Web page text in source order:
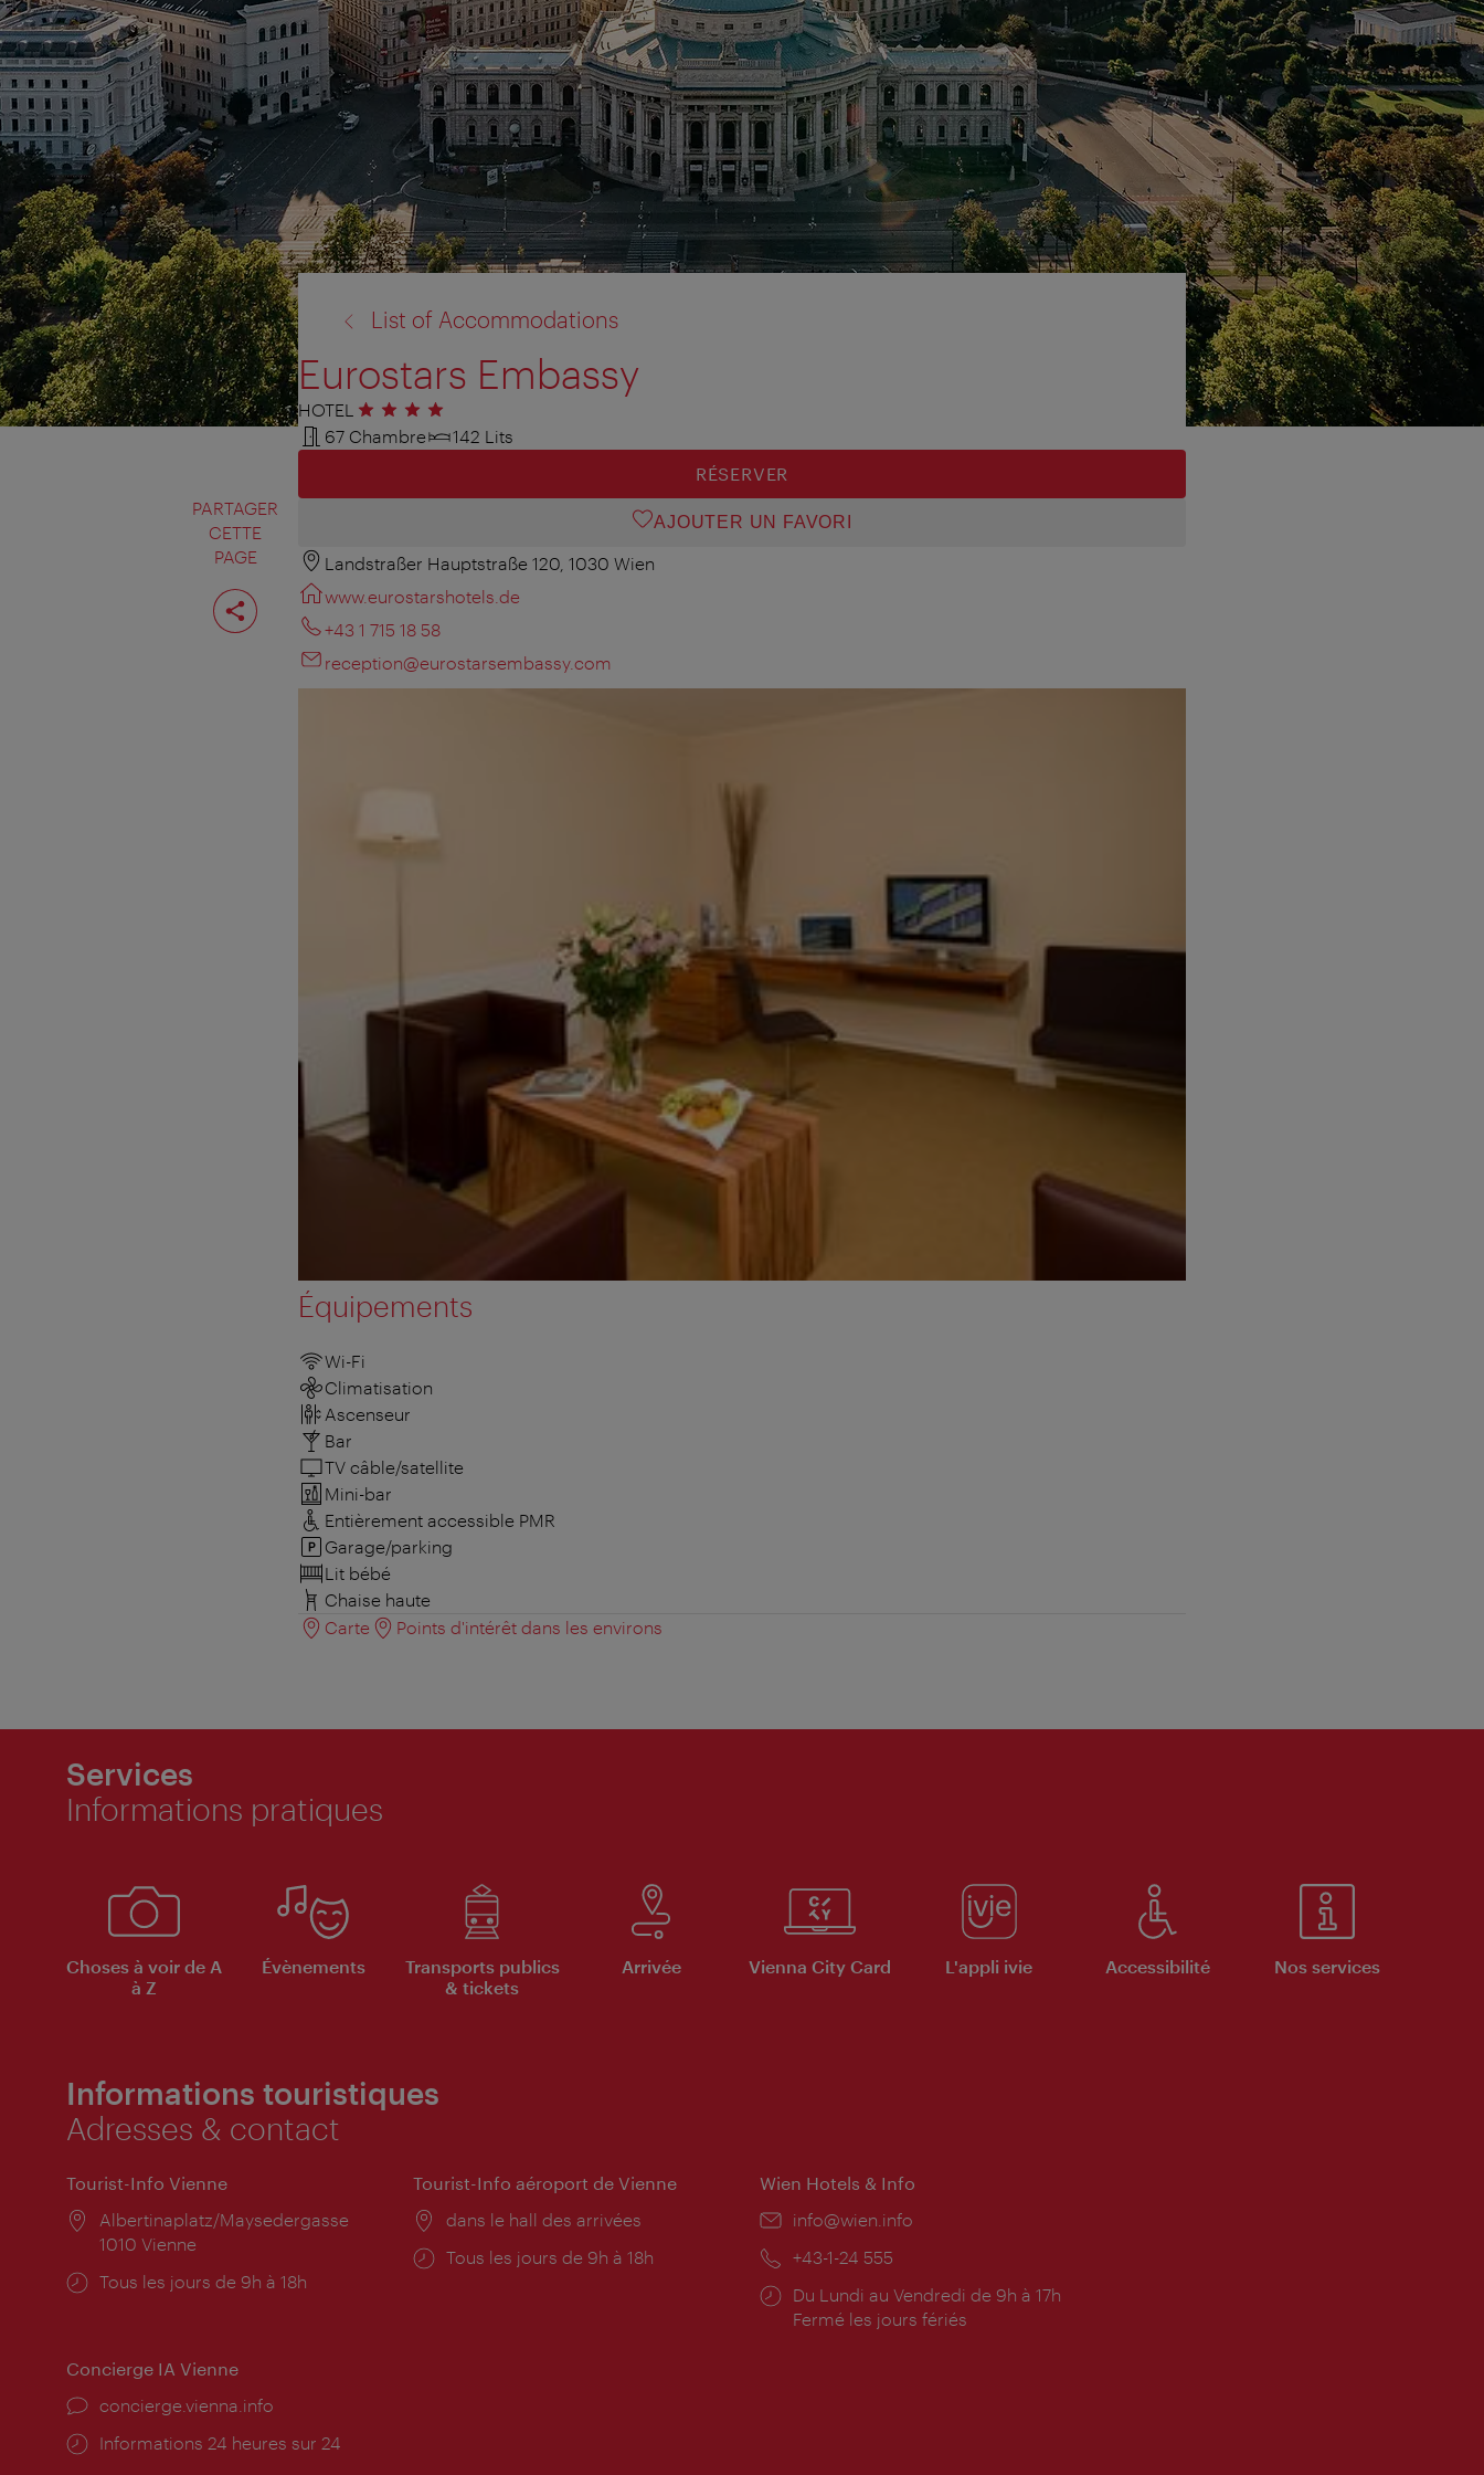
PARTAGER
CETTE
PAGE
Partager
cette
page
List of Accommodations
Eurostars Embassy
HOTEL 4 étoiles
67 Chambre
142 Lits
RÉSERVER
AJOUTER UN FAVORI
Landstraßer Hauptstraße 120, 1030 Wien
www.eurostarshotels.de
+43 1 715 18 58
reception@eurostarsembassy.com
Équipements
Wi-Fi
Climatisation
Ascenseur
Bar
TV câble/satellite
Mini-bar
Entièrement accessible PMR
Garage/parking
Lit bébé
Chaise haute
Carte
Points d'intérêt dans les environs
Services
Informations pratiques
Choses à voir de A
à Z
Évènements
Transports publics
& tickets
Arrivée Vienna City Card L'appli ivie Accessibilité Nos services
Informations touristiques
Adresses & contact
Tourist-Info Vienne
Lieu:
Albertinaplatz/Maysedergasse
1010 Vienne
Horaires
Tous les jours de 9h à 18h
Tourist-Info aéroport de Vienne
Lieu:
dans le hall des arrivées
Horaires
Tous les jours de 9h à 18h
Wien Hotels & Info
E-
info@wien.info
Téléphone:
+43-1-24 555
Horaires
d'ouverture:
Du Lundi au Vendredi de 9h à 17h
Fermé les jours fériés
Concierge IA Vienne
Ort:
concierge.vienna.info
Öffnungszeiten:
Informations 24 heures sur 24